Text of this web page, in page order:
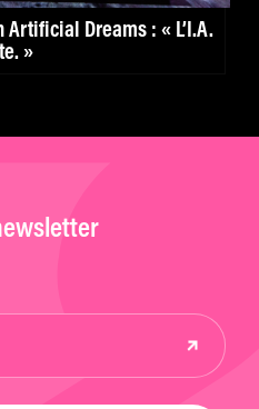
Artificial Dreams : « L’I.A.
»